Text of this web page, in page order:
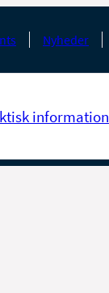
Nyheder
information